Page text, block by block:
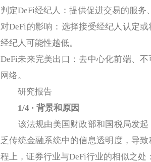
判定DeFi经纪人：提供促进交易的服
对DeFi的影响：选择接受经纪人认定
经纪人可能性越低。
DeFi未来完美出口：去中心化前端、
网络。
研究报告
1/4 · 背景和原因
该法规由美国财政部和国税局发起
乏传统金融系统中的信息透明度，导
程上，证券行业与DeFi行业的相似之处